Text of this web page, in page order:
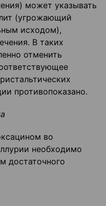
может указывать
(угрожающий
исходом),
В таких
отменить
противопоказано.
во
необходимо
достаточного